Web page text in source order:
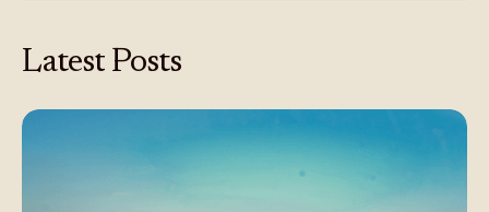
Latest Posts